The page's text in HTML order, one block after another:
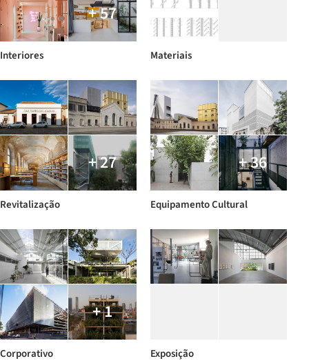
+ 57
Interiores Materiais
+ 27
Revitalização
+ 36
Equipamento Cultural
+ 1
Corporativo Exposição